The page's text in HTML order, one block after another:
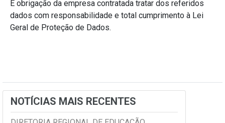
É obrigação da empresa contratada tratar dos referidos
dados com responsabilidade e total cumprimento à Lei
Geral de Proteção de Dados.
NOTÍCIAS MAIS RECENTES